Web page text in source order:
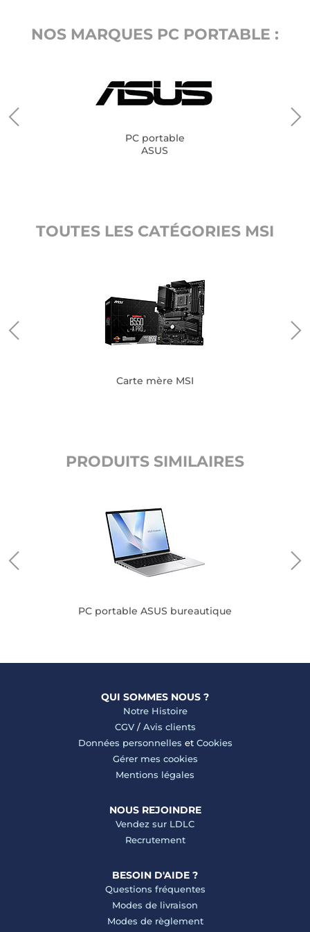
NOS MARQUES PC PORTABLE :
PC portable
ASUS
TOUTES LES CATÉGORIES MSI
Carte mère MSI
PRODUITS SIMILAIRES
PC portable ASUS bureautique
QUI SOMMES NOUS ?
Notre Histoire
CGV/ Avis clients
Données personnelles et Cookies
Gérer mes cookies
Mentions légales
NOUS REJOINDRE
Vendez sur LDLC
Recrutement
BESOIN D'AIDE ?
Questions fréquentes
Modes de livraison
Modes de règlement